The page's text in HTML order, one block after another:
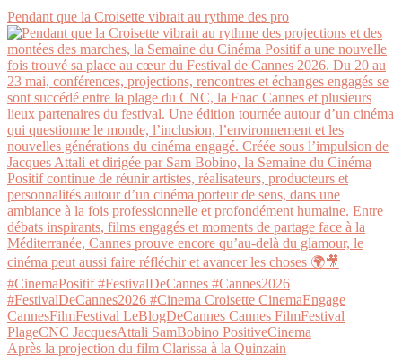
Pendant que la Croisette vibrait au rythme des pro
Après la projection du film Clarissa à la Quinzain